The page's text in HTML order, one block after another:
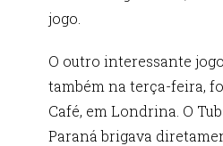
jogo.
O outro interessante
também na terça-feira,
Café, em Londrina. O
Paraná brigava